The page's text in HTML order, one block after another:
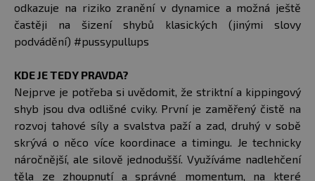
odkazuje na riziko zranění v dynamice a možná ještě
častěji na šizení shybů klasických (jinými slovy
podvádění) #pussypullups
KDE JE TEDY PRAVDA?
Nejprve je potřeba si uvědomit, že striktní a kippingový
shyb jsou dva odlišné cviky. První je zaměřený čistě na
rozvoj tahové síly a svalstva paží a zad, druhý v sobě
skrývá o něco více koordinace a timingu. Je technicky
náročnější, ale silově jednodušší. Využíváme nadlehčení
těla ze zhoupnutí a správné momentum, na které